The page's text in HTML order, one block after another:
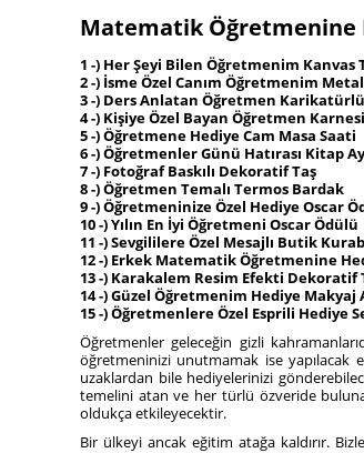
Matematik Öğretmenine
1 -) Her Şeyi Bilen Öğretmenim Kanvas
2 -) İsme Özel Canım Öğretmenim
3 -) Ders Anlatan Öğretmen
4 -) Kişiye Özel Bayan Öğretmen Karnesi
5 -) Öğretmene Hediye Cam Masa Saati
6 -) Öğretmenler Günü Hatırası Kitap
7 -) Fotoğraf Baskılı Dekoratif Taş
8 -) Öğretmen Temalı Termos Bardak
9 -) Öğretmeninize Özel Hediye Oscar
10 -) Yılın En İyi Öğretmeni Oscar Ödülü
11 -) Sevgililere Özel Mesajlı Butik
12 -) Erkek Matematik Öğretmenine
13 -) Karakalem Resim Efekti Dekoratif
14 -) Güzel Öğretmenim Hediye Makyaj
15 -) Öğretmenlere Özel Esprili Hediye
Öğretmenler geleceğin gizli
öğretmeninizi unutmamak ise yapılacak
uzaklardan bile hediyelerinizi
temelini atan ve her türlü özveride
oldukça etkileyecektir.
Bir ülkeyi ancak eğitim atağa kaldırır.